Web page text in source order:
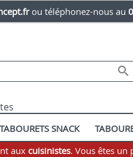
ou téléphonez-nous au

TABOURETS SNACK
aux cuisinistes. Vous êtes un